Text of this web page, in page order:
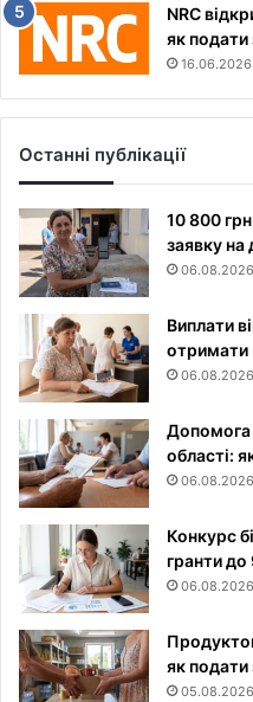
NRC
як подати
16.06.2026
Останні публікації
10 800
заявку
06.08.2026
Виплати
отримати
06.08.2026
Допомога
області:
06.08.2026
Конкурс
гранти
06.08.2026
як подати
05.08.2026